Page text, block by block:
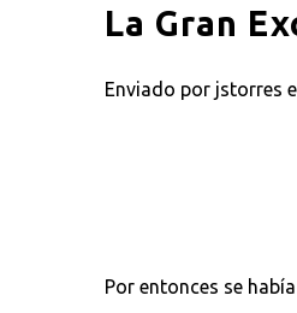
La Gran
Enviado por jstorres
Por entonces se